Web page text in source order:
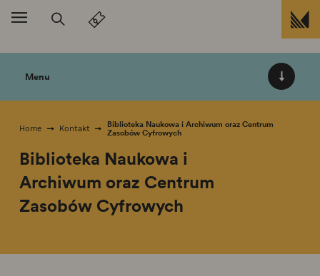
Przejdź do treści
Menu
Home Kontakt Biblioteka Naukowa i Archiwum oraz Centrum
Zasobów Cyfrowych
Biblioteka Naukowa i
Archiwum oraz Centrum
Zasobów Cyfrowych